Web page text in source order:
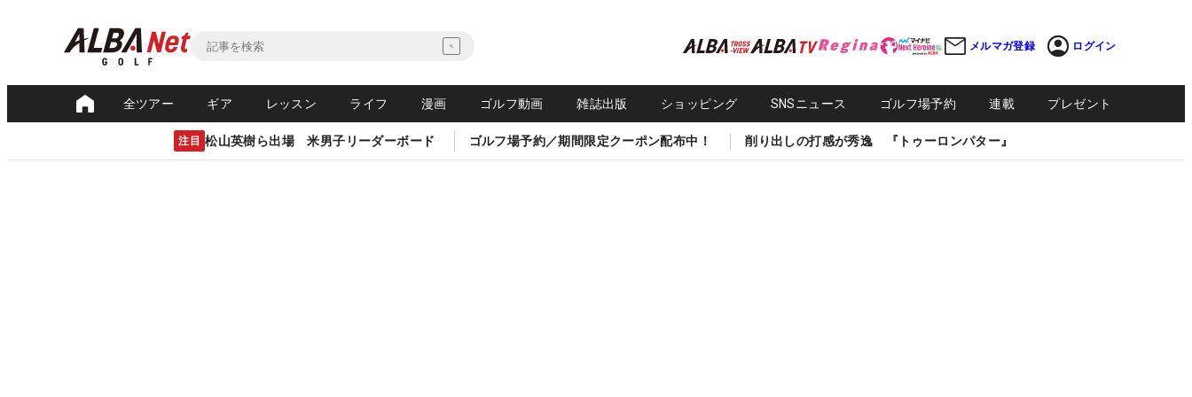
メルマガ登録 ログイン
全ツアー ギア レッスン ライフ 漫画 ゴルフ動画 雑誌出版 ショッピング SNSニュース ゴルフ場予約 連載 プレゼント
注目 松山英樹ら出場 米男子リーダーボード ゴルフ場予約／期間限定クーポン配布中！ 削り出しの打感が秀逸 『トゥーロンパター』